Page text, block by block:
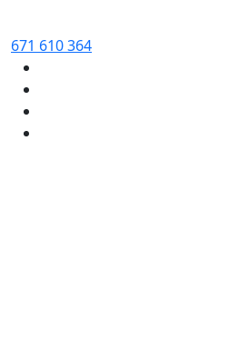
671 610 364